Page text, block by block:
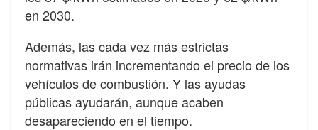
en 2030.
Además, las cada vez más estrictas
normativas irán incrementando el precio de los
vehículos de combustión. Y las ayudas
públicas ayudarán, aunque acaben
desapareciendo en el tiempo.